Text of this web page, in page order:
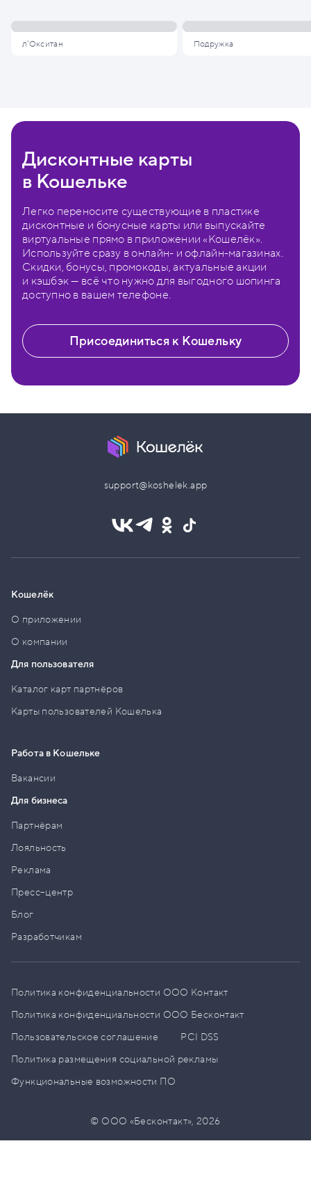
л'Окситан Подружка
Дисконтные карты
в Кошельке
Легко переносите существующие в пластике
дисконтные и бонусные карты или выпускайте
виртуальные прямо в приложении «Кошелёк».
Используйте сразу в онлайн- и офлайн-магазинах.
Скидки, бонусы, промокоды, актуальные акции
и кэшбэк — всё что нужно для выгодного шопинга
доступно в вашем телефоне.
Присоединиться к Кошельку
support@koshelek.app
Кошелёк
О приложении
О компании
Для пользователя
Каталог карт партнёров
Карты пользователей Кошелька
Работа в Кошельке
Вакансии
Для бизнеса
Партнёрам
Лояльность
Реклама
Пресс–центр
Блог
Разработчикам
Политика конфиденциальности ООО Контакт
Политика конфиденциальности ООО Бесконтакт
Пользовательское соглашение
PCI DSS
Политика размещения социальной рекламы
Функциональные возможности ПО
© ООО «Бесконтакт»,2026